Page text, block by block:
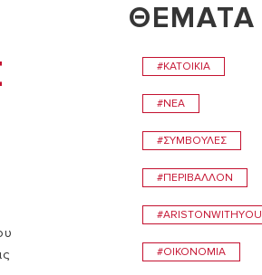
ΘΕΜΑΤΑ
#ΚΑΤΟΙΚΊΑ
#ΝΈΑ
#ΣΥΜΒΟΥΛΕΣ
#ΠΕΡΙΒΆΛΛΟΝ
#ARISTONWITHYOU
#ΟΙΚΟΝΟΜΊΑ